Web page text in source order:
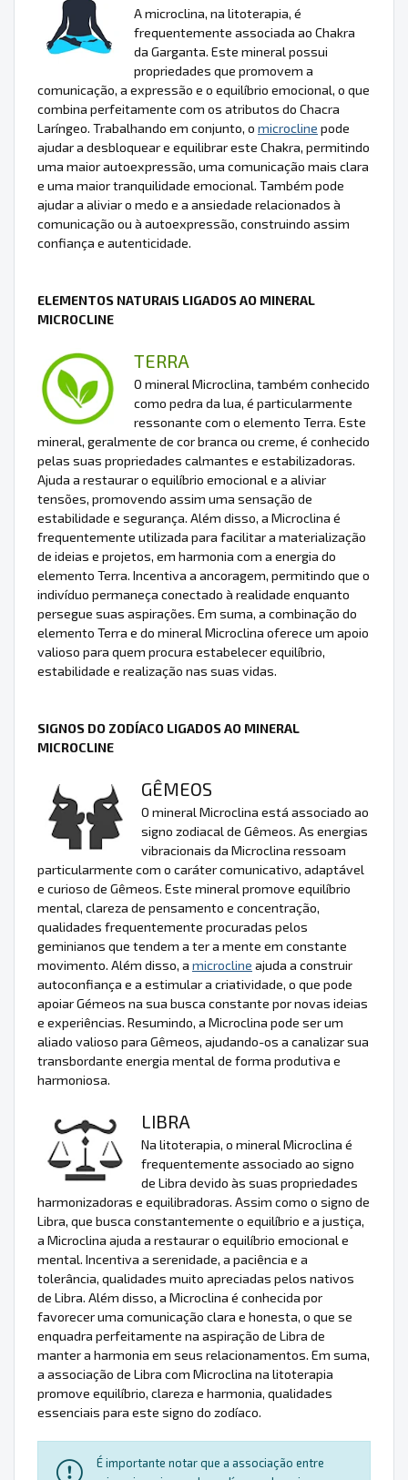
A microclina, na litoterapia, é
frequentemente associada ao Chakra
da Garganta. Este mineral possui
propriedades que promovem a
comunicação, a expressão e o equilíbrio emocional, o que
combina perfeitamente com os atributos do Chacra
Laríngeo. Trabalhando em conjunto, o microcline pode
ajudar a desbloquear e equilibrar este Chakra, permitindo
uma maior autoexpressão, uma comunicação mais clara
e uma maior tranquilidade emocional. Também pode
ajudar a aliviar o medo e a ansiedade relacionados à
comunicação ou à autoexpressão, construindo assim
confiança e autenticidade.
ELEMENTOS NATURAIS LIGADOS AO MINERAL
MICROCLINE
TERRA
O mineral Microclina, também conhecido
como pedra da lua, é particularmente
ressonante com o elemento Terra. Este
mineral, geralmente de cor branca ou creme, é conhecido
pelas suas propriedades calmantes e estabilizadoras.
Ajuda a restaurar o equilíbrio emocional e a aliviar
tensões, promovendo assim uma sensação de
estabilidade e segurança. Além disso, a Microclina é
frequentemente utilizada para facilitar a materialização
de ideias e projetos, em harmonia com a energia do
elemento Terra. Incentiva a ancoragem, permitindo que o
indivíduo permaneça conectado à realidade enquanto
persegue suas aspirações. Em suma, a combinação do
elemento Terra e do mineral Microclina oferece um apoio
valioso para quem procura estabelecer equilíbrio,
estabilidade e realização nas suas vidas.
SIGNOS DO ZODÍACO LIGADOS AO MINERAL
MICROCLINE
GÊMEOS
O mineral Microclina está associado ao
signo zodiacal de Gêmeos. As energias
vibracionais da Microclina ressoam
particularmente com o caráter comunicativo, adaptável
e curioso de Gêmeos. Este mineral promove equilíbrio
mental, clareza de pensamento e concentração,
qualidades frequentemente procuradas pelos
geminianos que tendem a ter a mente em constante
movimento. Além disso, a microcline ajuda a construir
autoconfiança e a estimular a criatividade, o que pode
apoiar Gémeos na sua busca constante por novas ideias
e experiências. Resumindo, a Microclina pode ser um
aliado valioso para Gêmeos, ajudando-os a canalizar sua
transbordante energia mental de forma produtiva e
harmoniosa.
LIBRA
Na litoterapia, o mineral Microclina é
frequentemente associado ao signo
de Libra devido às suas propriedades
harmonizadoras e equilibradoras. Assim como o signo de
Libra, que busca constantemente o equilíbrio e a justiça,
a Microclina ajuda a restaurar o equilíbrio emocional e
mental. Incentiva a serenidade, a paciência e a
tolerância, qualidades muito apreciadas pelos nativos
de Libra. Além disso, a Microclina é conhecida por
favorecer uma comunicação clara e honesta, o que se
enquadra perfeitamente na aspiração de Libra de
manter a harmonia em seus relacionamentos. Em suma,
a associação de Libra com Microclina na litoterapia
promove equilíbrio, clareza e harmonia, qualidades
essenciais para este signo do zodíaco.
É importante notar que a associação entre